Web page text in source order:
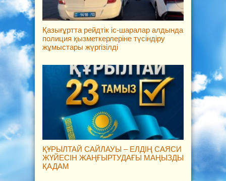
Қазығұртта рейдтік іс-шаралар алдында
полиция қызметкерлеріне түсіндіру
жұмыстары жүргізілді
ҚҰРЫЛТАЙ САЙЛАУЫ – ЕЛДІҢ САЯСИ
ЖҮЙЕСІН ЖАҢҒЫРТУДАҒЫ МАҢЫЗДЫ
ҚАДАМ